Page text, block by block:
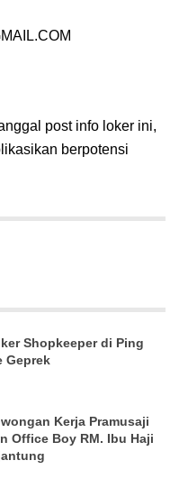
post info loker ini,
berpotensi
Shopkeeper di Ping
Geprek
Kerja Pramusaji
Office Boy RM. Ibu Haji